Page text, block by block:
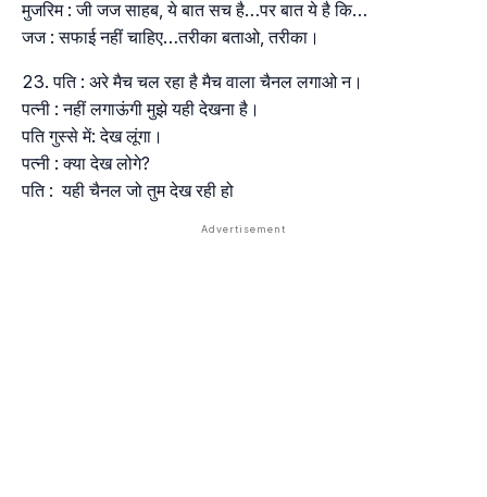
मुजरिम : जी जज साहब, ये बात सच है…पर बात ये है कि…
जज : सफाई नहीं चाहिए…तरीका बताओ, तरीका।
पति : अरे मैच चल रहा है मैच वाला चैनल लगाओ न।
पत्नी : नहीं लगाऊंगी मुझे यही देखना है।
पति गुस्से में: देख लूंगा।
पत्नी : क्या देख लोगे?
पति : यही चैनल जो तुम देख रही हो